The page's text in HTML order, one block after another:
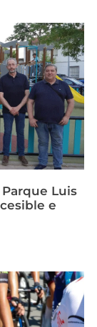
Luis
e